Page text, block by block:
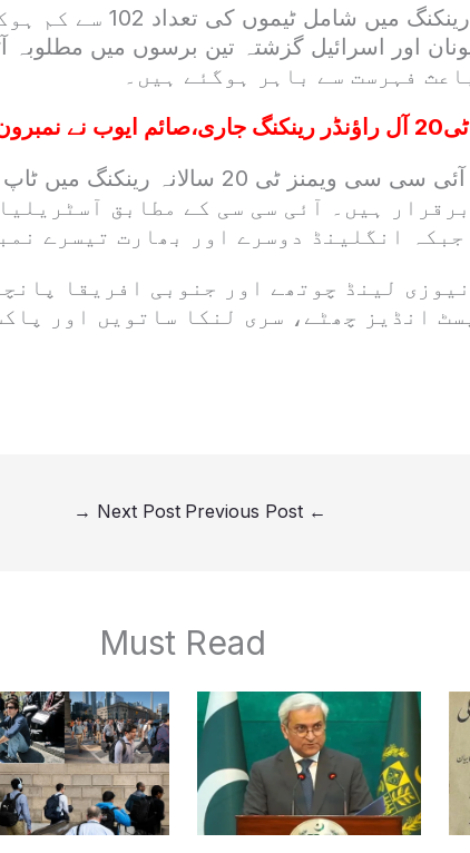
فہرست سے باہر ہوگئے ہیں۔
ٹی20 آل راؤنڈر رینکنگ جاری،صائم ایوب نے نمبرون پوزیشن گنوادی
ہیں۔ آئی سی سی کے مطابق
جبکہ انگلینڈ دوسرے اور بھارت تیسرے
نیوزی لینڈ چوتھے اور جنوبی افریقا
انڈیز چھٹے، سری لنکا ساتویں اور
←
Next Post
→
Must Read